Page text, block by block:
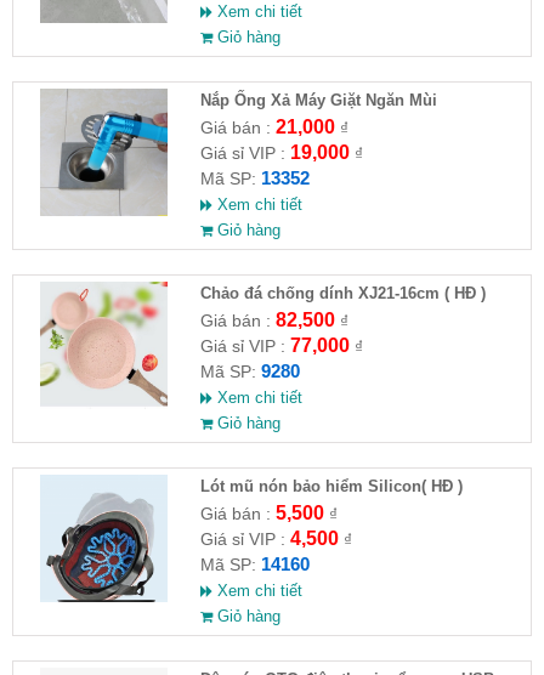
Xem chi tiết
Giỏ hàng
Nắp Ống Xả Máy Giặt Ngăn Mùi
Giá bán : 21,000₫
Giá sỉ VIP : 19,000₫
Mã SP: 13352
Xem chi tiết
Giỏ hàng
Chảo đá chống dính XJ21-16cm ( HĐ )
Giá bán : 82,500₫
Giá sỉ VIP : 77,000₫
Mã SP: 9280
Xem chi tiết
Giỏ hàng
Lót mũ nón bảo hiểm Silicon( HĐ )
Giá bán : 5,500₫
Giá sỉ VIP : 4,500₫
Mã SP: 14160
Xem chi tiết
Giỏ hàng